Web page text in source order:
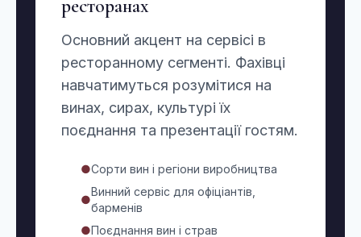
ресторанах
Основний акцент на сервісі в
ресторанному сегменті. Фахівці
навчатимуться розумітися на
винах, сирах, культурі їх
поєднання та презентації гостям.
●Сорти вин і регіони виробництва
●
Винний сервіс для офіціантів,
барменів
●Поєднання вин і страв